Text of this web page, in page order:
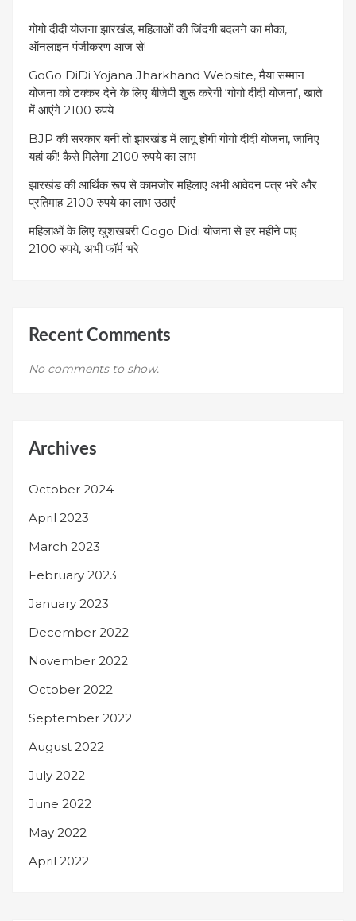
गोगो दीदी योजना झारखंड, महिलाओं की जिंदगी बदलने का मौका,
ऑनलाइन पंजीकरण आज से!
GoGo DiDi Yojana Jharkhand Website, मैया सम्मान
योजना को टक्कर देने के लिए बीजेपी शुरू करेगी ‘गोगो दीदी योजना’, खाते
में आएंगे 2100 रुपये
BJP की सरकार बनी तो झारखंड में लागू होगी गोगो दीदी योजना, जानिए
यहां की! कैसे मिलेगा 2100 रुपये का लाभ
झारखंड की आर्थिक रूप से कामजोर महिलाए अभी आवेदन पत्र भरे और
प्रतिमाह 2100 रुपये का लाभ उठाएं
महिलाओं के लिए खुशखबरी Gogo Didi योजना से हर महीने पाएं
2100 रुपये, अभी फॉर्म भरे
Recent Comments
No comments to show.
Archives
October 2024
April 2023
March 2023
February 2023
January 2023
December 2022
November 2022
October 2022
September 2022
August 2022
July 2022
June 2022
May 2022
April 2022